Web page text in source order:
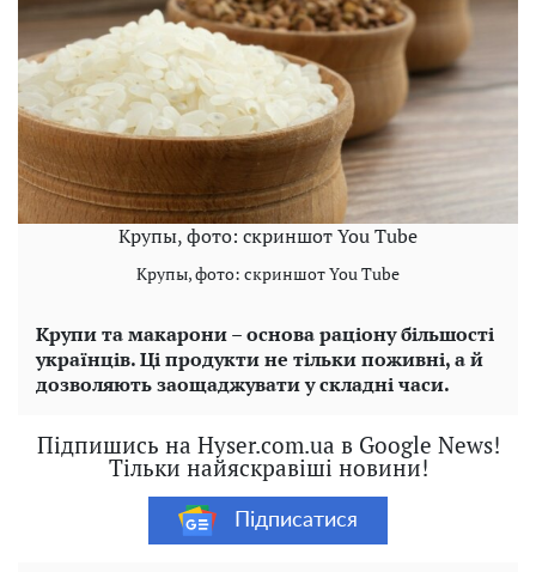
Крупы, фото: скриншот You Tube
Крупы, фото: скриншот You Tube
Крупи та макарони – основа раціону більшості
українців. Ці продукти не тільки поживні, а й
дозволяють заощаджувати у складні часи.
Підпишись на Hyser.com.ua в Google News!
Тільки найяскравіші новини!
Підписатися